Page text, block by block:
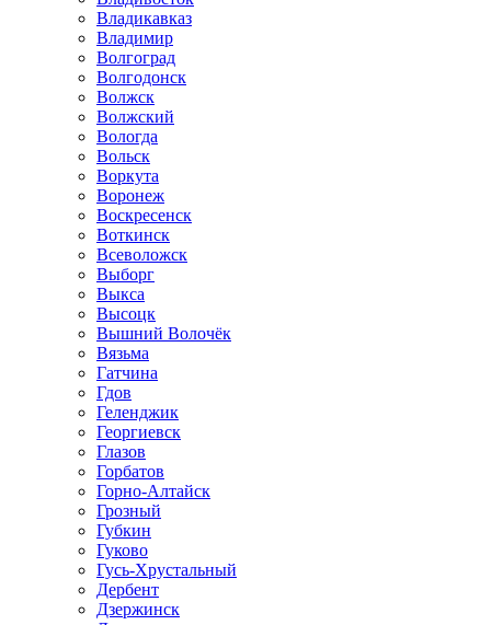
Владикавказ
Владимир
Волгоград
Волгодонск
Волжск
Волжский
Вологда
Вольск
Воркута
Воронеж
Воскресенск
Воткинск
Всеволожск
Выборг
Выкса
Высоцк
Вышний Волочёк
Вязьма
Гатчина
Гдов
Геленджик
Георгиевск
Глазов
Горбатов
Горно-Алтайск
Грозный
Губкин
Гуково
Гусь-Хрустальный
Дербент
Дзержинск